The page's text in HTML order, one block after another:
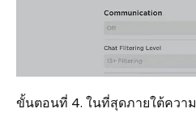
ขั้นตอนที่ 4. ในที่สุดภายใต้ควา